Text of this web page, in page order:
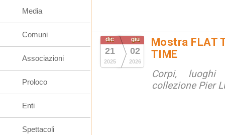
dic
21
2025
giu
02
2026
Mostra FLAT
TIME
Corpi,
collezione Pier
Media
Comuni
Associazioni
Proloco
Enti
Spettacoli